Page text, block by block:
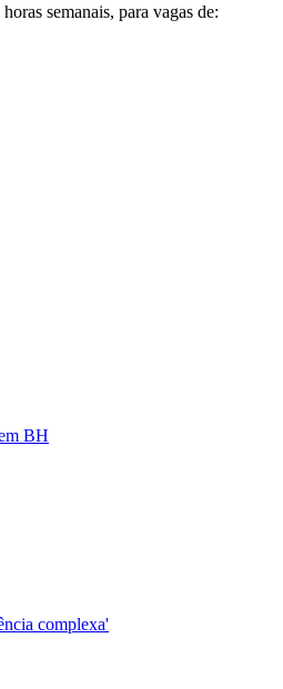
semanais, para vagas de:
BH
complexa'